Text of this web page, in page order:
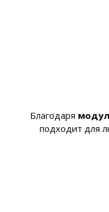
Благодаря
подходит для